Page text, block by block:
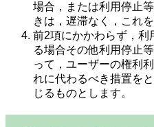
場合，または利用停止
きは，遅滞なく，これ
前2項にかかわらず，利
る場合その他利用停止
って，ユーザーの権利
れに代わるべき措置を
じるものとします。